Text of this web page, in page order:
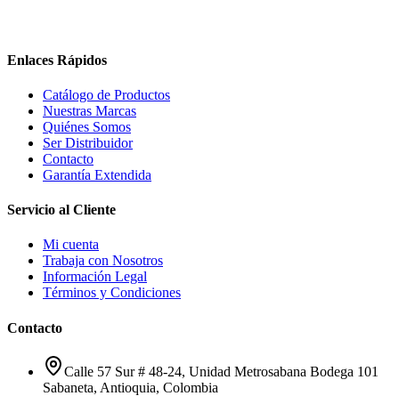
Enlaces Rápidos
Catálogo de Productos
Nuestras Marcas
Quiénes Somos
Ser Distribuidor
Contacto
Garantía Extendida
Servicio al Cliente
Mi cuenta
Trabaja con Nosotros
Información Legal
Términos y Condiciones
Contacto
Calle 57 Sur # 48-24, Unidad Metrosabana Bodega 101
Sabaneta, Antioquia, Colombia